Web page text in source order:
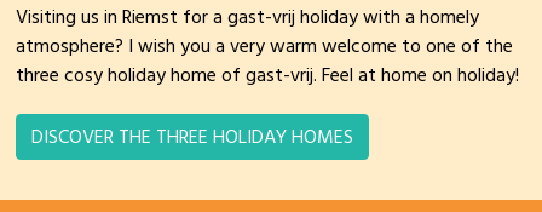
Visiting us in Riemst for a gast-vrij holiday with a homely
atmosphere? I wish you a very warm welcome to one of the
three cosy holiday home of gast-vrij. Feel at home on holiday!
DISCOVER THE THREE HOLIDAY HOMES